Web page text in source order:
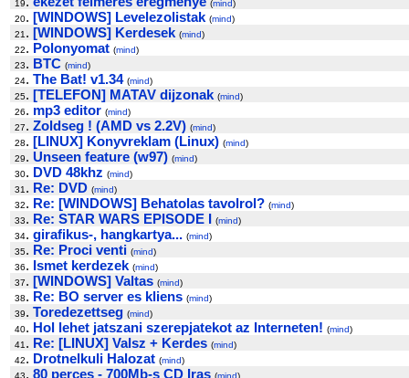
19
(mind)
20. [WINDOWS] Levelezolistak (mind)
21 . [WINDOWS] Kerdesek (mind)
22. Polonyomat (mind)
23. BTC (mind)
24. The Bat! v1.34 (mind)
25. [TELEFON] MATAV dijzonak (mind)
26. mp3 editor (mind)
27. Zoldseg ! (AMD vs 2.2V) (mind)
28. [LINUX] Konyvreklam (Linux) (mind)
29. Unseen feature (w97) (mind)
30. DVD 48khz (mind)
31 . Re: DVD (mind)
32. Re: [WINDOWS] Behatolas tavolrol? (mind)
33. Re: STAR WARS EPISODE I (mind)
34. girafikus-, hangkartya... (mind)
35. Re: Proci venti (mind)
36. Ismet kerdezek (mind)
37. [WINDOWS] Valtas (mind)
38. Re: BO server es kliens (mind)
39. Toredezettseg (mind)
40. Hol lehet jatszani szerepjatekot az Interneten! (mind)
41 . Re: [LINUX] Valsz + Kerdes (mind)
42. Drotnelkuli Halozat (mind)
43. 80 perces - 700Mb-s CD Iras (mind)